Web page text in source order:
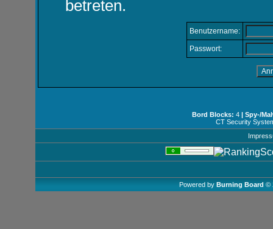
betreten.
Benutzername:
Passwort:
Bord Blocks: 4 | Spy-/
CT Security
Powered by Burning Board ©